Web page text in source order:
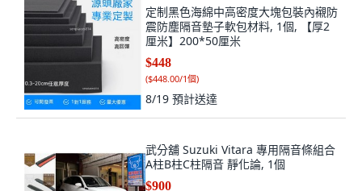
定制黑色海綿中高密度大塊包裝內襯防
震防塵隔音墊子軟包材料, 1個, 【厚2
厘米】200*50厘米
$448
($448.00/1個)
8/19 預計送達
武分舖 Suzuki Vitara 專用隔音條組合
A柱B柱C柱隔音 靜化論, 1個
$900